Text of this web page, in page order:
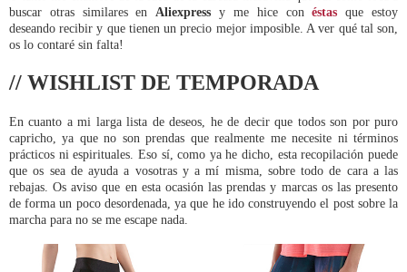
buscar otras similares en Aliexpress y me hice conéstas que estoy
deseando recibir y que tienen un precio mejor imposible. A ver qué tal son,
os lo contaré sin falta!
// WISHLIST DE TEMPORADA
En cuanto a mi larga lista de deseos, he de decir que todos son por puro
capricho, ya que no son prendas que realmente me necesite ni términos
prácticos ni espirituales. Eso sí, como ya he dicho, esta recopilación puede
que os sea de ayuda a vosotras y a mí misma, sobre todo de cara a las
rebajas. Os aviso que en esta ocasión las prendas y marcas os las presento
de forma un poco desordenada, ya que he ido construyendo el post sobre la
marcha para no se me escape nada.